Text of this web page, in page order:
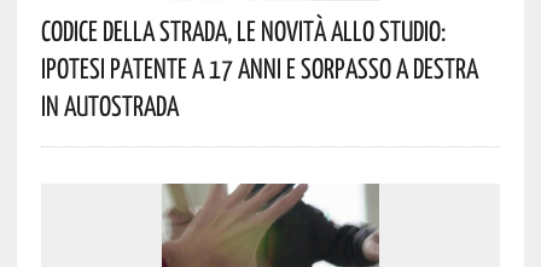
Codice Della Strada, Le Novità Allo Studio:
Ipotesi Patente A 17 Anni E Sorpasso A Destra
In Autostrada